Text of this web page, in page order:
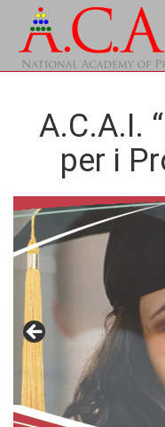
A.C.A.I.
per i